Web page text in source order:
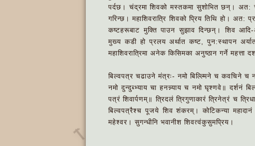
पर्दछ। चंद्रमा शिवको मस्तकमा सुशोभित छन्। अत:
गरिन्छ। महाशिवरात्रि शिवको प्रिय तिथि हो। अत:
कष्टहरूबाट मुक्ति पाउन सुझाव दिन्छन्। शिव आदि-
मुख्य कडी हो प्रलय अर्थात कष्ट, पुन:स्थापन
महाशिवरात्रिमा अनेक किसिमका अनुष्ठान गर्ने महत्ता
बिल्वपत्र चढाउने मंत्रः- नमो बिल्ल्मिने च कवचिने
नमो दुन्दुब्भ्याय चा हनन्न्याय च नमो घृश्णवे॥ दर्शनं
पत्रं शिवार्पणम्‌॥ त्रिदलं त्रिगुणाकारं त्रिनेत्रं च
बिल्वपत्रैश्च पूजये शिव शंकरम्‌। कोटिकन्या महादानं
महेश्वर। सुगन्धीनि भवानीश शिवत्वंकुसुमप्रिय।
🔨